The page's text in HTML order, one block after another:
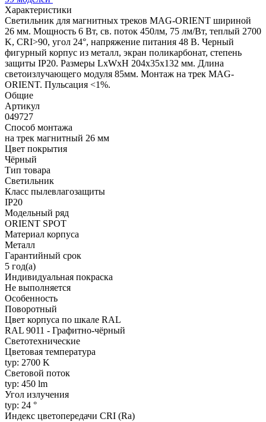
Характеристики
Светильник для магнитных треков MAG-ORIENT шириной
26 мм. Мощность 6 Вт, св. поток 450лм, 75 лм/Вт, теплый 2700
K, CRI>90, угол 24°, напряжение питания 48 В. Черный
фигурный корпус из металл, экран поликарбонат, степень
защиты IP20. Размеры LxWxH 204x35x132 мм. Длина
светоизлучающего модуля 85мм. Монтаж на трек MAG-
ORIENT. Пульсация <1%.
Общие
Артикул
049727
Способ монтажа
на трек магнитный 26 мм
Цвет покрытия
Чёрный
Тип товара
Светильник
Класс пылевлагозащиты
IP20
Модельный ряд
ORIENT SPOT
Материал корпуса
Металл
Гарантийный срок
5 год(а)
Индивидуальная покраска
Не выполняется
Особенность
Поворотный
Цвет корпуса по шкале RAL
RAL 9011 - Графитно-чёрный
Светотехнические
Цветовая температура
typ: 2700 K
Световой поток
typ: 450 lm
Угол излучения
typ: 24 °
Индекс цветопередачи CRI (Ra)